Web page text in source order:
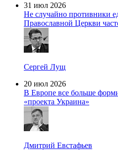
31 июл 2026
Не случайно противники
Православной Церкви
Сергей Лущ
20 июл 2026
В Европе все больше
«проекта Украина»
Дмитрий Евстафьев